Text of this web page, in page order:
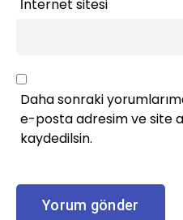
İnternet sitesi
Daha sonraki
e-posta adresim ve site
kaydedilsin.